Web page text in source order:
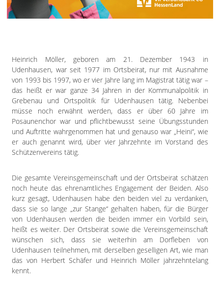
Heinrich Möller, geboren am 21. Dezember 1943 in
Udenhausen, war seit 1977 im Ortsbeirat, nur mit Ausnahme
von 1993 bis 1997, wo er vier Jahre lang im Magistrat tätig war –
das heißt er war ganze 34 Jahren in der Kommunalpolitik in
Grebenau und Ortspolitik für Udenhausen tätig. Nebenbei
müsse noch erwähnt werden, dass er über 60 Jahre im
Posaunenchor war und pflichtbewusst seine Übungsstunden
und Auftritte wahrgenommen hat und genauso war „Heini“, wie
er auch genannt wird, über vier Jahrzehnte im Vorstand des
Schützenvereins tätig.
Die gesamte Vereinsgemeinschaft und der Ortsbeirat schätzen
noch heute das ehrenamtliches Engagement der Beiden. Also
kurz gesagt, Udenhausen habe den beiden viel zu verdanken,
dass sie so lange „zur Stange“ gehalten haben, für die Bürger
von Udenhausen werden die beiden immer ein Vorbild sein,
heißt es weiter. Der Ortsbeirat sowie die Vereinsgemeinschaft
wünschen sich, dass sie weiterhin am Dorfleben von
Udenhausen teilnehmen, mit derselben geselligen Art, wie man
das von Herbert Schäfer und Heinrich Möller jahrzehntelang
kennt.